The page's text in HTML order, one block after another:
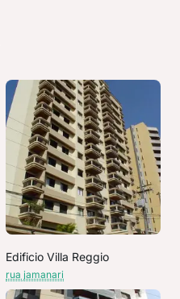
Edificio Villa Reggio
rua jamanari